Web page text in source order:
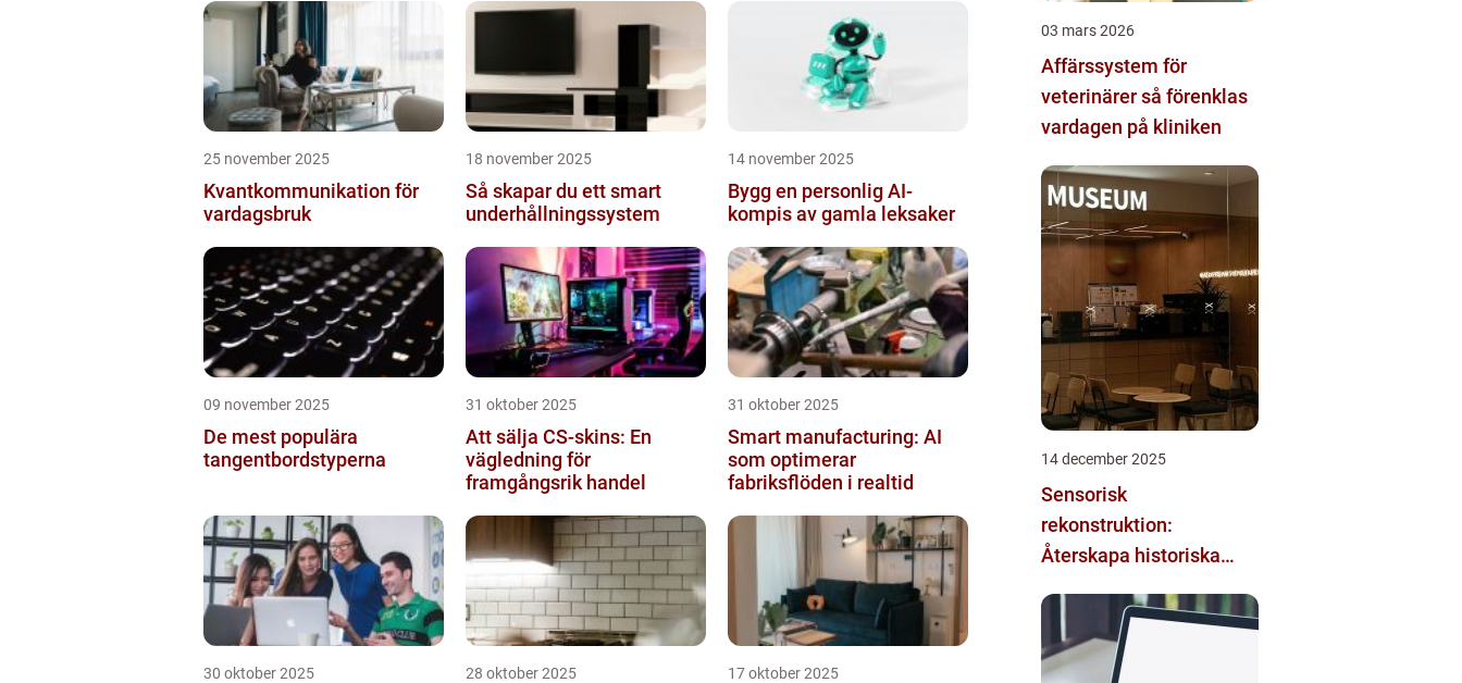
kommunikati...
25 november 2025
Kvantkommunikation för
vardagsbruk
18 november 2025
Så skapar du ett smart
underhållningssystem
14 november 2025
Bygg en personlig AI-
kompis av gamla leksaker
09 november 2025
De mest populära
tangentbordstyperna
31 oktober 2025
Att sälja CS-skins: En
vägledning för
framgångsrik handel
31 oktober 2025
Smart manufacturing: AI
som optimerar
fabriksflöden i realtid
30 oktober 2025 28 oktober 2025 17 oktober 2025
03 mars 2026
Affärssystem för
veterinärer så förenklas
vardagen på kliniken
14 december 2025
Sensorisk
rekonstruktion:
Återskapa historiska
multimodala AI